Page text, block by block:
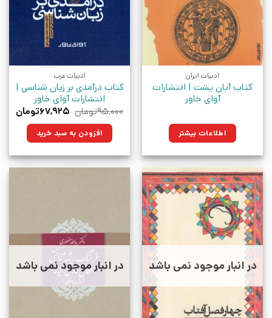
ادبیات ایران
کتاب آبان یشت | انتشارات
آوای خاور
اطلاعات بیشتر
ادبیات عرب
کتاب درآمدی بر زبان شناسی |
انتشارات آوای خاور
۹۵,۰۰۰تومان قیمت
۹۵,۰۰۰تومان
بود.
۶۷,۹۲۵تومان
افزودن به سبد خرید
در انبار موجود نمی باشد در انبار موجود نمی باشد